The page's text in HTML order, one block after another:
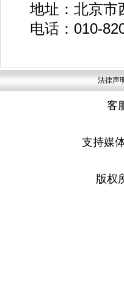
地址：北京市西
电话：010-
法律声
客
支持媒
版权